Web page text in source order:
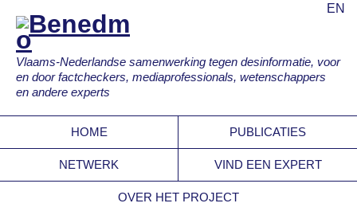
Vlaams-Nederlandse samenwerking tegen desinformatie, voor
en door factcheckers, mediaprofessionals, wetenschappers
en andere experts
EN
HOME PUBLICATIES
NETWERK VIND EEN EXPERT
OVER HET PROJECT